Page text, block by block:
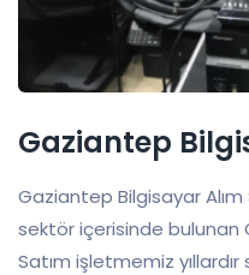
Gaziantep
Gaziantep Bilgisayar
sektör içerisinde bulunan
Satım işletmemiz